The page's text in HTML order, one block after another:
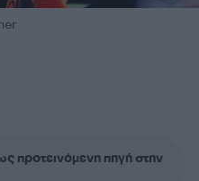
προτεινόμενη πηγή στην